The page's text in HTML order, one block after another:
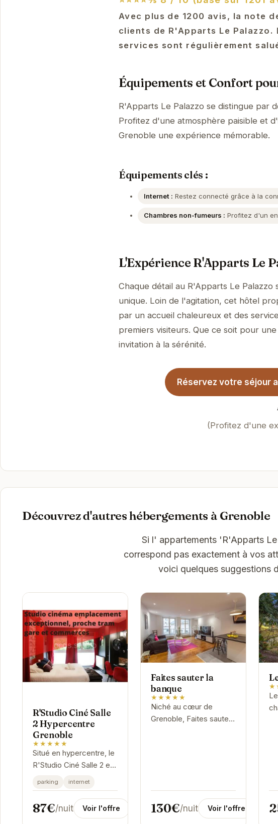
Avec plus de 1200 avis, la note
clients de R'Apparts Le
services sont régulièrement
Équipements et Confort
R'Apparts Le Palazzo se distingue par
Profitez d'une atmosphère paisible et
Grenoble une expérience mémorable.
Équipements clés :
Internet : Restez connecté grâce à la
Chambres non-fumeurs : Profitez d'un
L'Expérience R'Apparts Le
Chaque détail au R'Apparts Le
unique. Loin de l'agitation, cet hôtel
par un accueil chaleureux et des
premiers visiteurs. Que ce soit pour
invitation à la sérénité.
Réservez votre séjour
(Profitez d'une
Découvrez d'autres hébergements à Grenoble
Si l' appartements 'R'Apparts
correspond pas exactement à vos
voici quelques suggestions
R'Studio Ciné Salle
2 Hypercentre
Grenoble
★★★★★
Situé en hypercentre, le
R'Studio Ciné Salle 2 est
moderne et confortable,
idéal pour un séjour à
Grenoble. Proche des
parking internet
87€/nuit Voir l'offre
Faites sauter la
banque
★★★★★
Niché au cœur de
Grenoble, Faites sauter
130€/nuit Voir l'offre